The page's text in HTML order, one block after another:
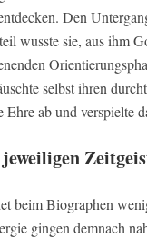
Den
wusste sie, aus ihm
selbst ihren
ab und verspielte
beim Biographen
gingen demnach